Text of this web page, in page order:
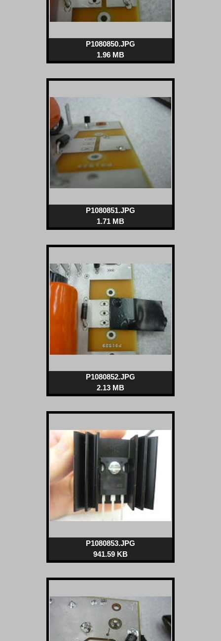
P1080850.JPG
1.96 MB
P1080851.JPG
1.71 MB
P1080852.JPG
2.13 MB
P1080853.JPG
941.59 KB